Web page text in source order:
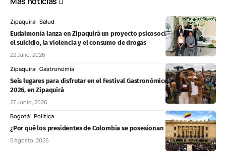
Zipaquirá Salud
Eudaimonía lanza en Zipaquirá un proyecto psicosocial para prevenir
el suicidio, la violencia y el consumo de drogas
22 Julio, 2026
Zipaquirá Gastronomía
Seis lugares para disfrutar en el Festival Gastronómico Villa de la Sal
2026, en Zipaquirá
27 Junio, 2026
Bogotá Política
¿Por qué los presidentes de Colombia se posesionan el 7 de agosto?
5 Agosto, 2026